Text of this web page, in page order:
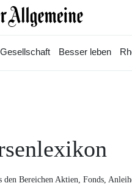
Gesellschaft Besser leben
Bereichen Aktien, Fonds,